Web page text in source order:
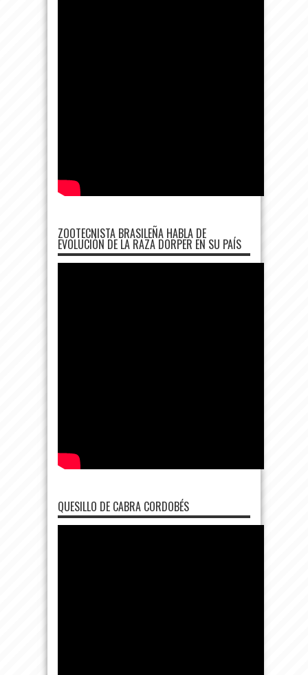
ZOOTECNISTA BRASILEÑA HABLA DE
EVOLUCIÓN DE LA RAZA DORPER EN SU PAÍS
QUESILLO DE CABRA CORDOBÉS